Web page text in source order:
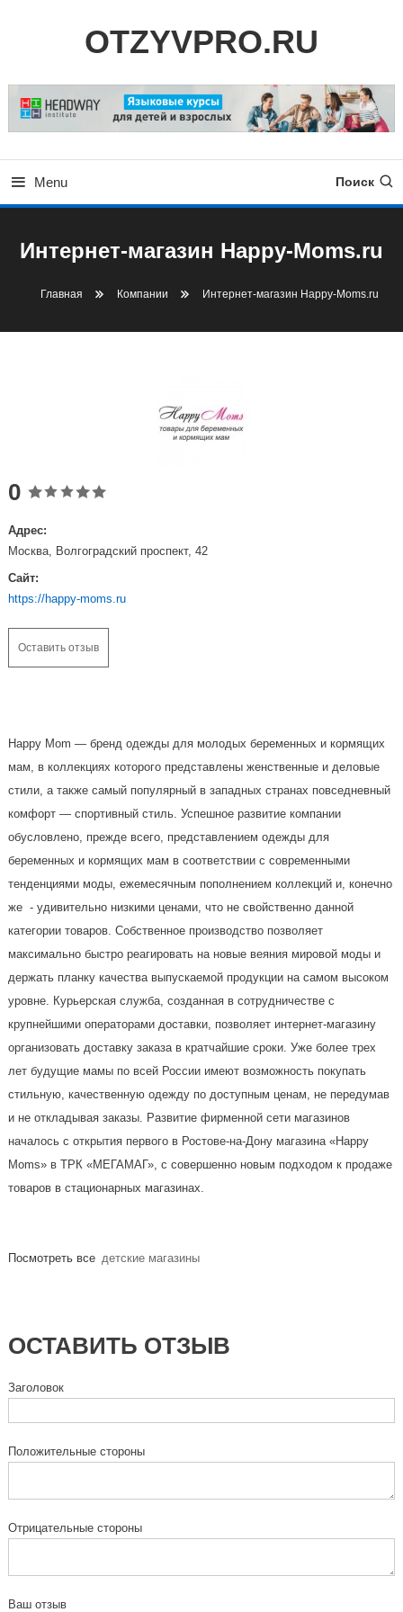
OTZYVPRO.RU
Menu Поиск
Интернет-магазин Happy-Moms.ru
Главная Компании Интернет-магазин Happy-Moms.ru
0
Адрес:
Москва, Волгоградский проспект, 42
Сайт:
https://happy-moms.ru
Оставить отзыв
Happy Mom — бренд одежды для молодых беременных и кормящих
мам, в коллекциях которого представлены женственные и деловые
стили, а также самый популярный в западных странах повседневный
комфорт — спортивный стиль. Успешное развитие компании
обусловлено, прежде всего, представлением одежды для
беременных и кормящих мам в соответствии с современными
тенденциями моды, ежемесячным пополнением коллекций и, конечно
же - удивительно низкими ценами, что не свойственно данной
категории товаров. Собственное производство позволяет
максимально быстро реагировать на новые веяния мировой моды и
держать планку качества выпускаемой продукции на самом высоком
уровне. Курьерская служба, созданная в сотрудничестве с
крупнейшими операторами доставки, позволяет интернет-магазину
организовать доставку заказа в кратчайшие сроки. Уже более трех
лет будущие мамы по всей России имеют возможность покупать
стильную, качественную одежду по доступным ценам, не передумав
и не откладывая заказы. Развитие фирменной сети магазинов
началось с открытия первого в Ростове-на-Дону магазина «Happy
Moms» в ТРК «МЕГАМАГ», с совершенно новым подходом к продаже
товаров в стационарных магазинах.
Посмотреть все детские магазины
ОСТАВИТЬ ОТЗЫВ
Заголовок
Положительные стороны
Отрицательные стороны
Ваш отзыв